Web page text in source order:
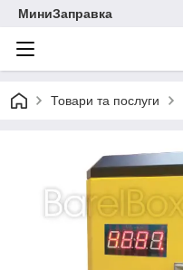
МиниЗаправка
Товари та послуги